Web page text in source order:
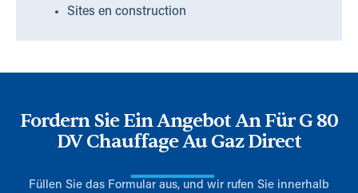
Sites en construction
Fordern Sie Ein Angebot An Für G 80
DV Chauffage Au Gaz Direct
Füllen Sie das Formular aus, und wir rufen Sie innerhalb